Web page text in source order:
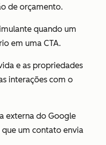
de orçamento.
quando um
em uma CTA.
e as propriedades
interações com o
externa do Google
um contato envia